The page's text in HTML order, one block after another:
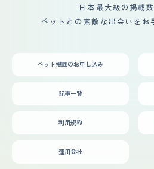
日本最大級の掲載
ペットとの素敵な出会いをお
ペット掲載のお申し込み
記事一覧
利用規約
運用会社